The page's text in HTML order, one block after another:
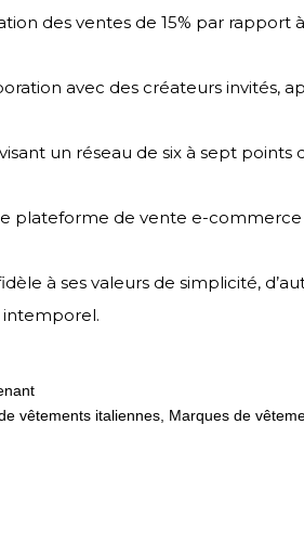
des ventes de 15% par rapport
avec des créateurs invités,
un réseau de six à sept points
plateforme de vente e-
à ses valeurs de simplicité,
intemporel.
vêtements italiennes Marques de